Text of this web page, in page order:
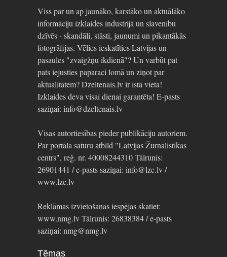
Viss par un ap jaunāko, karstāko un aktuālāko
informāciju izklaides industrijā un slavenību
dzīvēs - skandāli, stāsti, jaunumi un pikantākās
fotogrāfijas. Vēlies ieskatīties Latvijas un
pasaules "zvaigžņu ikdienā"? Un varbūt pat
pats iejusties paparaci lomā un ziņot par
aktualitātēm? Dzeltenais.lv ir īstā vieta!
Izklaides deva visai dienai garantēta! E-pasts
saziņai: info@dzeltenais.lv
Visas autortiesības pieder publikāciju autoriem.
Par portāla saturu atbild "Latvijas Žurnālistikas
centrs", reģ. nr. 40008244310 Tālrunis:
26901441 / e-pasts saziņai: info@lzc.lv /
www.lzc.lv
Reklāmas izvietošanas iespējas skatiet:
www.nmg.lv Tālrunis: 26838384 / e-pasts
saziņai: nmg@nmg.lv
Tēmas